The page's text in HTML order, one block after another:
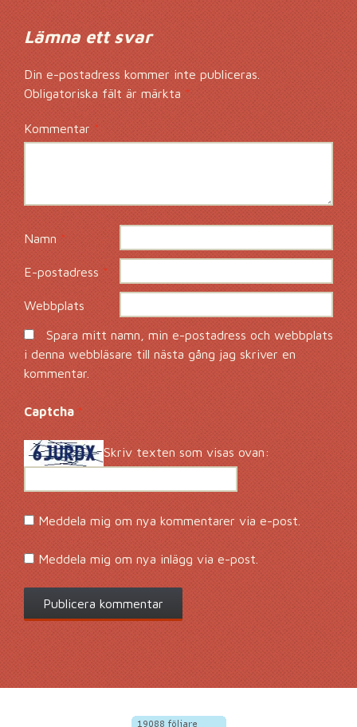
Lämna ett svar
Din e-postadress kommer inte publiceras.
Obligatoriska fält är märkta*
Kommentar*
Namn*
E-postadress*
Webbplats
Spara mitt namn, min e-postadress och webbplats
i denna webbläsare till nästa gång jag skriver en
kommentar.
Captcha *
Skriv texten som visas ovan:
Meddela mig om nya kommentarer via e-post.
Meddela mig om nya inlägg via e-post.